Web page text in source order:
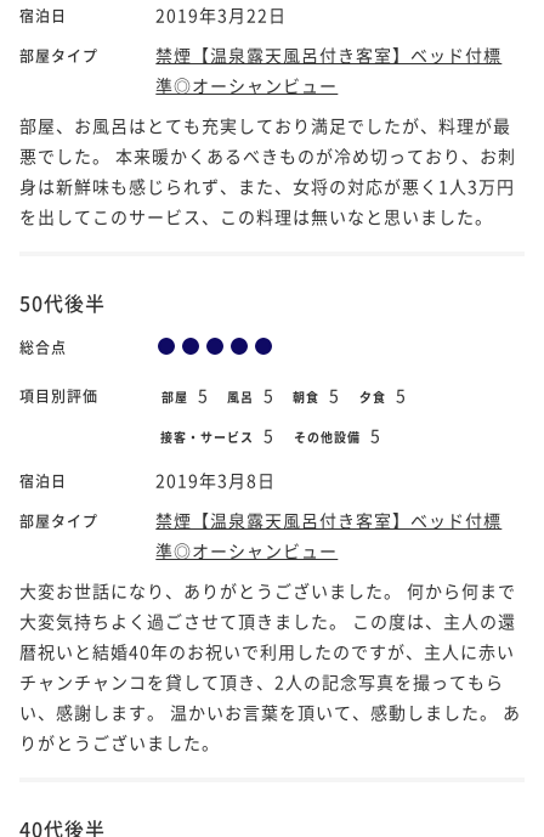
宿泊日 2019年3月22日
部屋タイプ
禁煙【温泉露天風呂付き客室】ベッド付標
準◎オーシャンビュー
部屋、お風呂はとても充実しており満足でしたが、料理が最
悪でした。 本来暖かくあるべきものが冷め切っており、お刺
身は新鮮味も感じられず、また、女将の対応が悪く1人3万円
を出してこのサービス、この料理は無いなと思いました。
50代後半
総合点
項目別評価 部屋 5 風呂 5 朝食 5 夕食 5
接客・サービス 5 その他設備 5
宿泊日 2019年3月8日
部屋タイプ
禁煙【温泉露天風呂付き客室】ベッド付標
準◎オーシャンビュー
大変お世話になり、ありがとうございました。 何から何まで
大変気持ちよく過ごさせて頂きました。 この度は、主人の還
暦祝いと結婚40年のお祝いで利用したのですが、主人に赤い
チャンチャンコを貸して頂き、2人の記念写真を撮ってもら
い、感謝します。 温かいお言葉を頂いて、感動しました。 あ
りがとうございました。
40代後半